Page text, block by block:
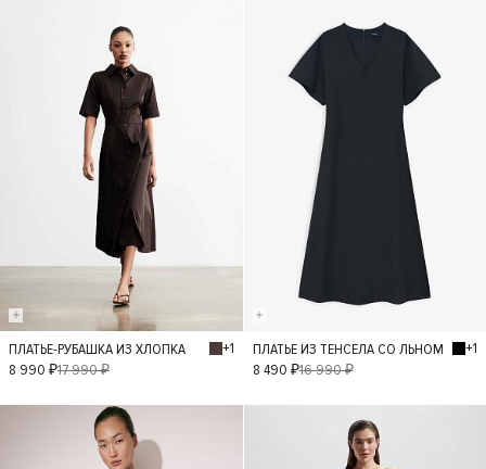
XS S
ПЛАТЬЕ-РУБАШКА ИЗ ХЛОПКА
+1
8 990 ₽17 990 ₽ XS S
ПЛАТЬЕ ИЗ ТЕНСЕЛА СО ЛЬНОМ
+1
8 490 ₽16 990 ₽